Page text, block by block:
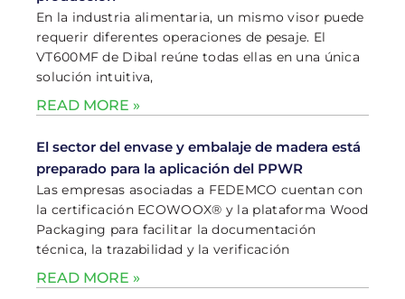
En la industria alimentaria, un mismo visor puede
requerir diferentes operaciones de pesaje. El
VT600MF de Dibal reúne todas ellas en una única
solución intuitiva,
READ MORE »
El sector del envase y embalaje de madera está
preparado para la aplicación del PPWR
Las empresas asociadas a FEDEMCO cuentan con
la certificación ECOWOOX® y la plataforma Wood
Packaging para facilitar la documentación
técnica, la trazabilidad y la verificación
READ MORE »